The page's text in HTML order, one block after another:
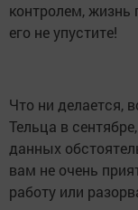
контролем, жизнь
его не упустите!
Что ни делается,
Тельца в
данных
вам не очень
работу или